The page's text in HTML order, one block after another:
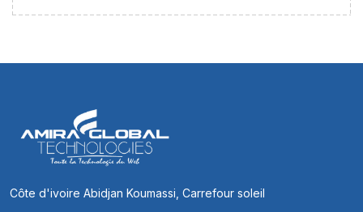
Côte d'ivoire Abidjan Koumassi, Carrefour soleil